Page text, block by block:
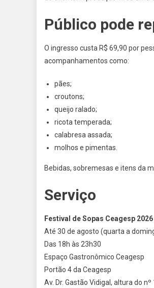
Público pode
O ingresso custa R$ 69,90 por
acompanhamentos como:
pães;
croutons;
queijo ralado;
ricota temperada;
calabresa assada;
molhos e pimentas.
Bebidas, sobremesas e itens da
Serviço
Festival de Sopas Ceagesp 2026
Até 30 de agosto (quarta a
Das 18h às 23h30
Espaço Gastronômico Ceagesp
Portão 4 da Ceagesp
Av. Dr. Gastão Vidigal, altura do